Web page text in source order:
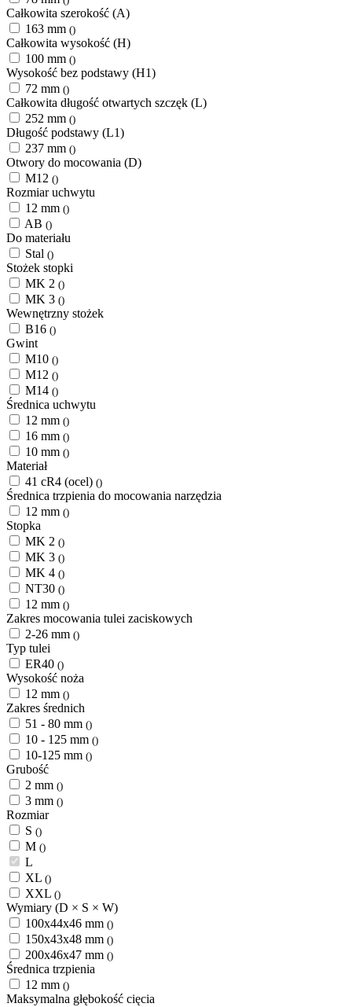
Całkowita szerokość (A)
163 mm ()
Całkowita wysokość (H)
100 mm ()
Wysokość bez podstawy (H1)
72 mm ()
Całkowita długość otwartych szczęk (L)
252 mm ()
Długość podstawy (L1)
237 mm ()
Otwory do mocowania (D)
M12 ()
Rozmiar uchwytu
12 mm ()
AB ()
Do materiału
Stal ()
Stożek stopki
MK 2 ()
MK 3 ()
Wewnętrzny stożek
B16 ()
Gwint
M10 ()
M12 ()
M14 ()
Średnica uchwytu
12 mm ()
16 mm ()
10 mm ()
Materiał
41 cR4 (ocel) ()
Średnica trzpienia do mocowania narzędzia
12 mm ()
Stopka
MK 2 ()
MK 3 ()
MK 4 ()
NT30 ()
12 mm ()
Zakres mocowania tulei zaciskowych
2-26 mm ()
Typ tulei
ER40 ()
Wysokość noża
12 mm ()
Zakres średnich
51 - 80 mm ()
10 - 125 mm ()
10-125 mm ()
Grubość
2 mm ()
3 mm ()
Rozmiar
S ()
M ()
L
XL ()
XXL ()
Wymiary (D × S × W)
100x44x46 mm ()
150x43x48 mm ()
200x46x47 mm ()
Średnica trzpienia
12 mm ()
Maksymalna głębokość cięcia